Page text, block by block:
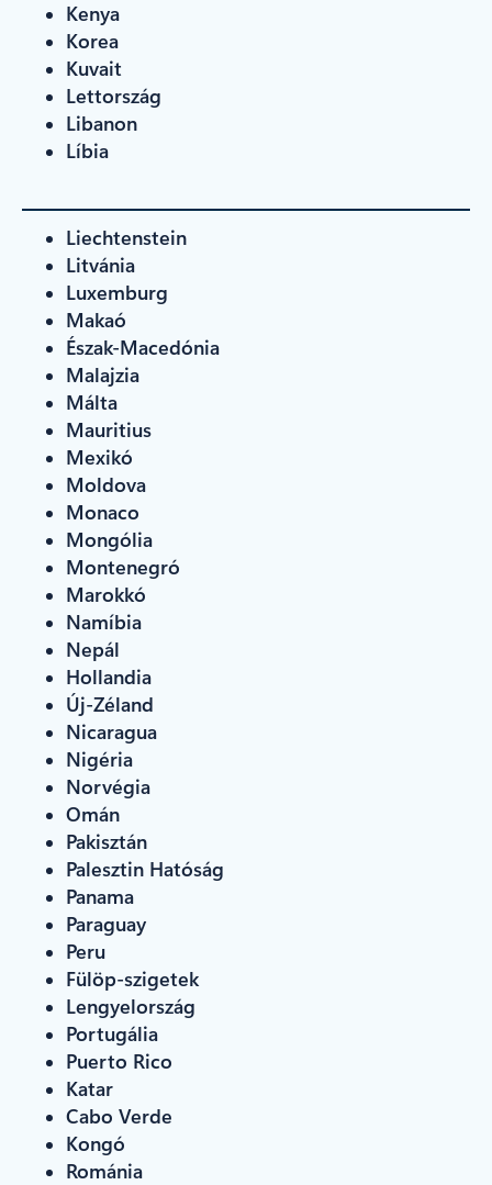
Kenya
Korea
Kuvait
Lettország
Libanon
Líbia
Liechtenstein
Litvánia
Luxemburg
Makaó
Észak-Macedónia
Malajzia
Málta
Mauritius
Mexikó
Moldova
Monaco
Mongólia
Montenegró
Marokkó
Namíbia
Nepál
Hollandia
Új-Zéland
Nicaragua
Nigéria
Norvégia
Omán
Pakisztán
Palesztin Hatóság
Panama
Paraguay
Peru
Fülöp-szigetek
Lengyelország
Portugália
Puerto Rico
Katar
Cabo Verde
Kongó
Románia